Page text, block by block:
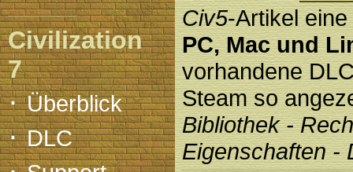
Civilization
7
·Überblick
·DLC
Civ5-Artikel
PC, Mac und
vorhandene
Steam so
Bibliothek -
Eigenschaften -